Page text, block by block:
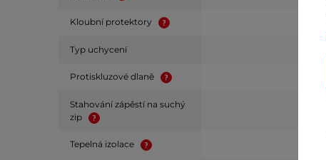
Kloubní protektory
Typ uchycení
Protiskluzové dlaně
Stahování zápěstí na suchý
zip
Tepelná izolace